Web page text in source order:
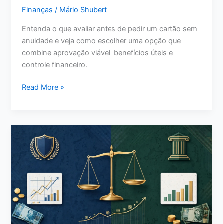
Finanças / Mário Shubert
Entenda o que avaliar antes de pedir um cartão sem
anuidade e veja como escolher uma opção que
combine aprovação viável, benefícios úteis e
controle financeiro.
Melhor
Crédito
Sem
Anuidade:
Como
Escolher
Opção
Certa
para
Read More »